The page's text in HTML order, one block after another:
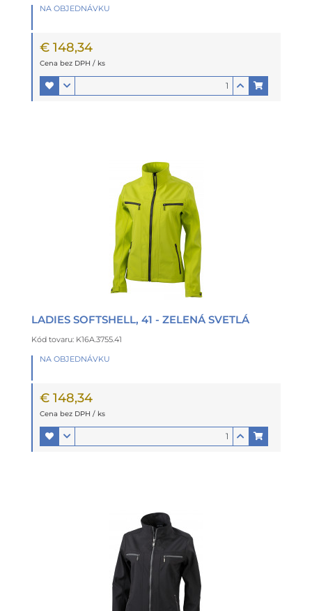
NA OBJEDNÁVKU
€ 148,34
Cena bez DPH / ks
LADIES SOFTSHELL, 41 - ZELENÁ SVETLÁ
Kód tovaru: K16A.3755.41
NA OBJEDNÁVKU
€ 148,34
Cena bez DPH / ks